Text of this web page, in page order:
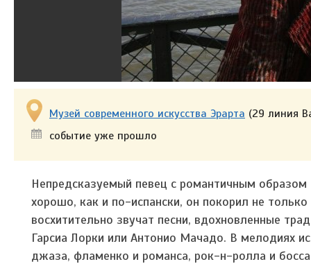
Музей современного искусства Эрарта (29 линия
событие уже прошло
Непредсказуемый певец с романтичным
хорошо, как и по-испански, он покорил не
восхитительно звучат песни, вдохновленные
Гарсиа Лорки или Антонио Мачадо. В мелодиях
джаза, фламенко и романса, рок-н-ролла и